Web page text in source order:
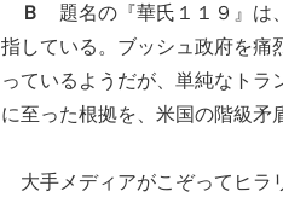
Ｂ
題名の『華氏１１９』は
指している。ブッシュ政府を痛
っているようだが、単純なト
に至った根拠を、米国の階級矛
大手メディアがこぞってヒラ